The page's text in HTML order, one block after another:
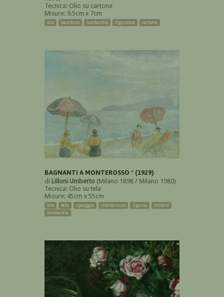
Tecnica: Olio su cartone
Misure: 9.5cm x 7cm
olio bambino lombardia figurativo cartone
BAGNANTI A MONTEROSSO * (1929)
di Lilloni Umberto (Milano 1898 / Milano 1980)
Tecnica: Olio su tela
Misure: 45cm x 55cm
olio tela spiaggia monterosso liguria
milano
lombardia